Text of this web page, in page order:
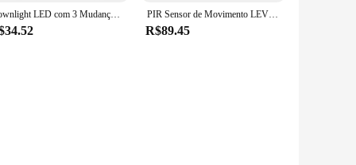
Downlight LED com 3 Mudança de Cor, Home-Appliance Decoração, Lâmpadas de Teto Interior, Luminárias Quarto, Quarto Lustre, Spot Lights PIR Sensor de Movimento LEVOU Teto Downlight 12W Superfície Montado Anti-Glare Escada Quarto Casa Inteligente Spot Lighting Fixture AC110/220V
R$89.45